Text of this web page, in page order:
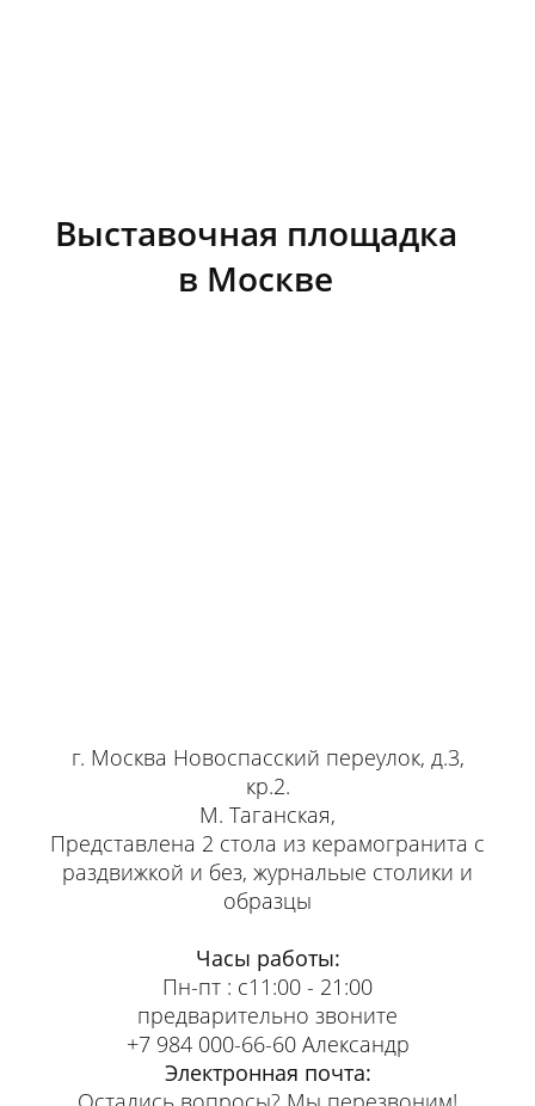
Выставочная площадка
в Москве
г. Москва Новоспасский переулок, д.3,
кр.2.
М. Таганская,
Представлена 2 стола из керамогранита с
раздвижкой и без, журнальые столики и
образцы
Часы работы:
Пн-пт : с11:00 - 21:00
предварительно звоните
+7 984 000-66-60 Александр
Электронная почта: